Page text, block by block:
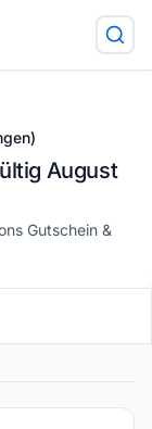
August
Gutschein &